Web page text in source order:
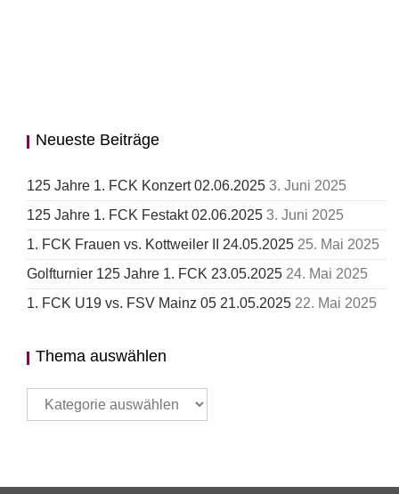
Neueste Beiträge
125 Jahre 1. FCK Konzert 02.06.2025 3. Juni 2025
125 Jahre 1. FCK Festakt 02.06.2025 3. Juni 2025
1. FCK Frauen vs. Kottweiler II 24.05.2025 25. Mai 2025
Golfturnier 125 Jahre 1. FCK 23.05.2025 24. Mai 2025
1. FCK U19 vs. FSV Mainz 05 21.05.2025 22. Mai 2025
Thema auswählen
Thema
auswählen